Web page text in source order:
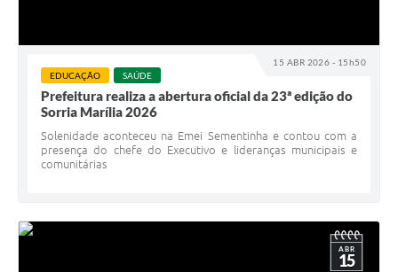
15 ABR 2026 - 15h50
EDUCAÇÃO SAÚDE
Prefeitura realiza a abertura oficial da 23ª edição do
Sorria Marília 2026
Solenidade aconteceu na Emei Sementinha e contou com a
presença do chefe do Executivo e lideranças municipais e
comunitárias
ABR
15